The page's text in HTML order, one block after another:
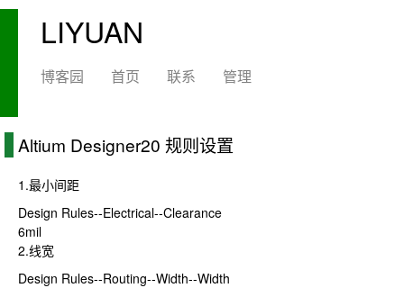
LIYUAN
博客园 首页 联系 管理
Altium Designer20 规则设置
1.最小间距
Design Rules--Electrical--Clearance
6mil
2.线宽
Design Rules--Routing--Width--Width